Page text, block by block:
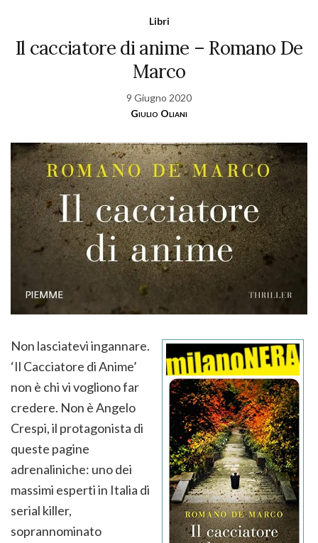
Libri
Il cacciatore di anime – Romano De
Marco
9 Giugno 2020
Giulio Oliani
Non lasciatevi ingannare.
‘Il Cacciatore di Anime’
non è chi vi vogliono far
credere. Non è Angelo
Crespi, il protagonista di
queste pagine
adrenaliniche: uno dei
massimi esperti in Italia di
serial killer,
soprannominato